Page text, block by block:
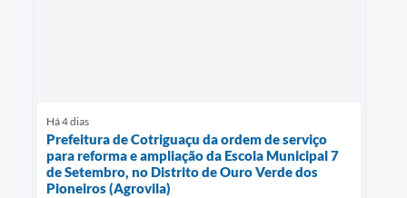
Há 4 dias
Prefeitura de Cotriguaçu da ordem de serviço
para reforma e ampliação da Escola Municipal 7
de Setembro, no Distrito de Ouro Verde dos
Pioneiros (Agrovila)